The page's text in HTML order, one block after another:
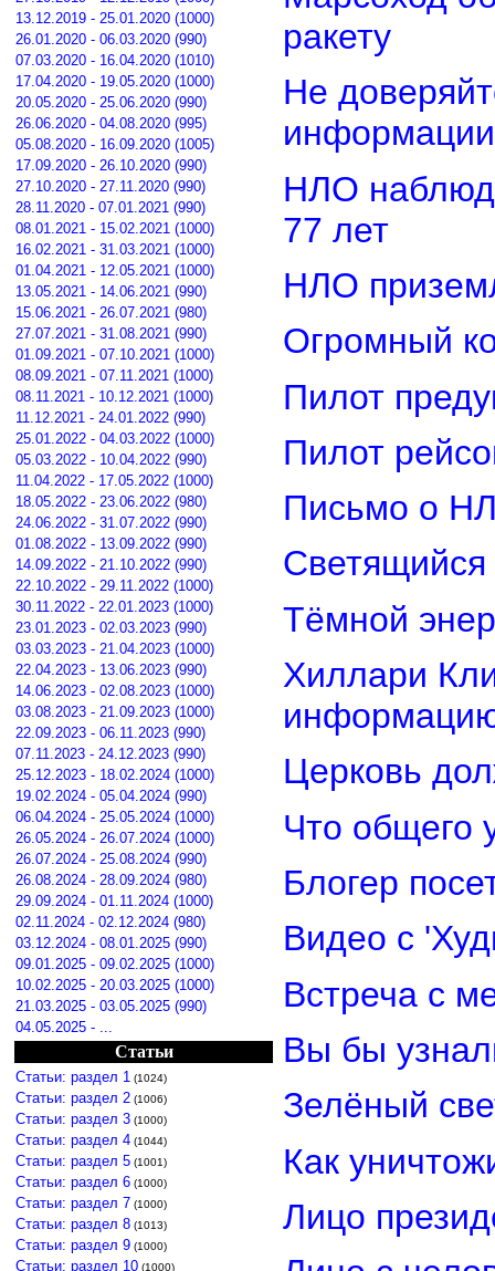
13.12.2019 - 25.01.2020 (1000)
26.01.2020 - 06.03.2020 (990)
07.03.2020 - 16.04.2020 (1010)
17.04.2020 - 19.05.2020 (1000)
20.05.2020 - 25.06.2020 (990)
26.06.2020 - 04.08.2020 (995)
05.08.2020 - 16.09.2020 (1005)
17.09.2020 - 26.10.2020 (990)
27.10.2020 - 27.11.2020 (990)
28.11.2020 - 07.01.2021 (990)
08.01.2021 - 15.02.2021 (1000)
16.02.2021 - 31.03.2021 (1000)
01.04.2021 - 12.05.2021 (1000)
13.05.2021 - 14.06.2021 (990)
15.06.2021 - 26.07.2021 (980)
27.07.2021 - 31.08.2021 (990)
01.09.2021 - 07.10.2021 (1000)
08.09.2021 - 07.11.2021 (1000)
08.11.2021 - 10.12.2021 (1000)
11.12.2021 - 24.01.2022 (990)
25.01.2022 - 04.03.2022 (1000)
05.03.2022 - 10.04.2022 (990)
11.04.2022 - 17.05.2022 (1000)
18.05.2022 - 23.06.2022 (980)
24.06.2022 - 31.07.2022 (990)
01.08.2022 - 13.09.2022 (990)
14.09.2022 - 21.10.2022 (990)
22.10.2022 - 29.11.2022 (1000)
30.11.2022 - 22.01.2023 (1000)
23.01.2023 - 02.03.2023 (990)
03.03.2023 - 21.04.2023 (1000)
22.04.2023 - 13.06.2023 (990)
14.06.2023 - 02.08.2023 (1000)
03.08.2023 - 21.09.2023 (1000)
22.09.2023 - 06.11.2023 (990)
07.11.2023 - 24.12.2023 (990)
25.12.2023 - 18.02.2024 (1000)
19.02.2024 - 05.04.2024 (990)
06.04.2024 - 25.05.2024 (1000)
26.05.2024 - 26.07.2024 (1000)
26.07.2024 - 25.08.2024 (990)
26.08.2024 - 28.09.2024 (980)
29.09.2024 - 01.11.2024 (1000)
02.11.2024 - 02.12.2024 (980)
03.12.2024 - 08.01.2025 (990)
09.01.2025 - 09.02.2025 (1000)
10.02.2025 - 20.03.2025 (1000)
21.03.2025 - 03.05.2025 (990)
04.05.2025 - ...
Статьи
Статьи: раздел 1 (1024)
Статьи: раздел 2 (1006)
Статьи: раздел 3 (1000)
Статьи: раздел 4 (1044)
Статьи: раздел 5 (1001)
Статьи: раздел 6 (1000)
Статьи: раздел 7 (1000)
Статьи: раздел 8 (1013)
Статьи: раздел 9 (1000)
Статьи: раздел 10 (1000)
ракету
Не
информации
НЛО
77 лет
НЛО
Огромный
Пилот
Пилот
Письмо о
Светящийся
Тёмной
Хиллари
Церковь
Что общего
Блогер
Видео с
Встреча с
Вы бы
Зелёный
Как
Лицо